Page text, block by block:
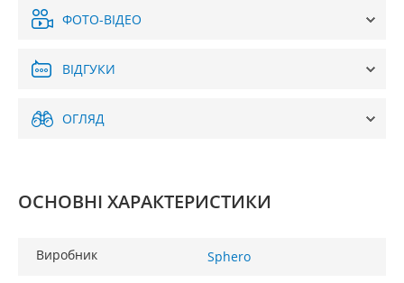
ФОТО-ВІДЕО
ВІДГУКИ
ОГЛЯД
ОСНОВНІ ХАРАКТЕРИСТИКИ
Виробник Sphero